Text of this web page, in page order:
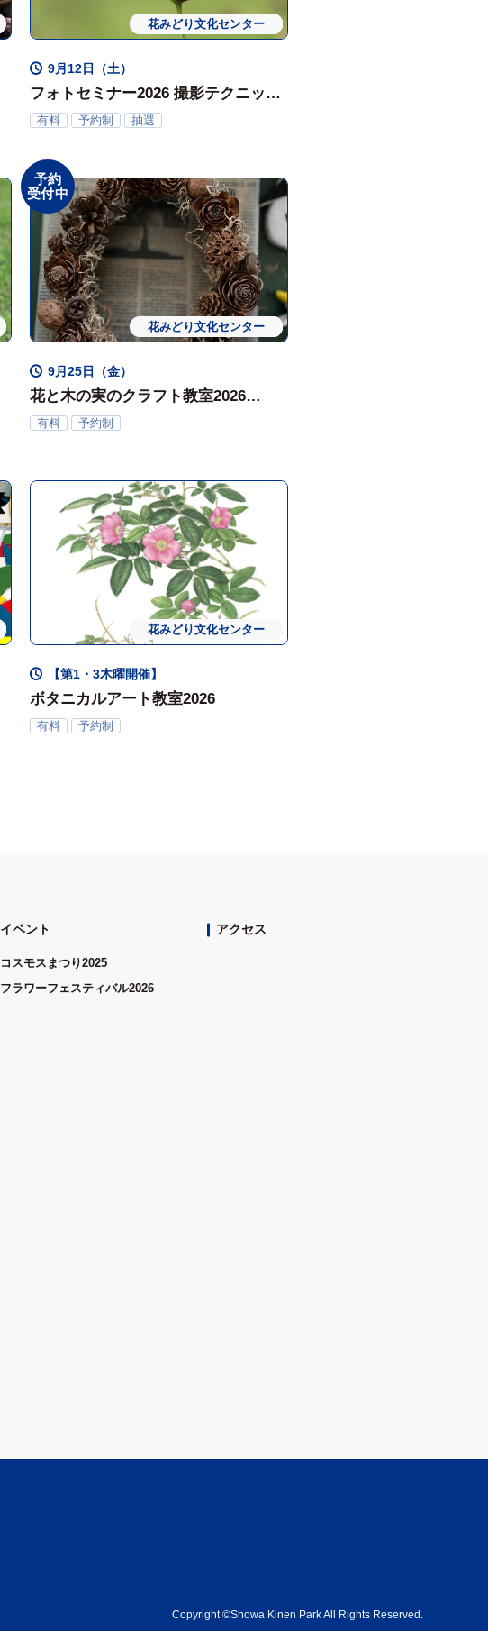
体験会
ワークショップ
花みどり文化センター
9月12日（土）
フォトセミナー2026 撮影テクニック
上手くいった？ ＜復習会＞
敗？～
有料 予約制 抽選
予約
受付中
体験会
ワークショップ
花みどり文化センター
9月25日（金）
花と木の実のクラフト教室2026
「木の実のリース」
有料 予約制
常時・定期開催
体験会
花みどり文化センター
【第1・3木曜開催】
ボタニカルアート教室2026
有料 予約制
イベント
コスモスまつり2025
フラワーフェスティバル2026
アクセス
Copyright ©Showa Kinen Park All Rights Reserved.